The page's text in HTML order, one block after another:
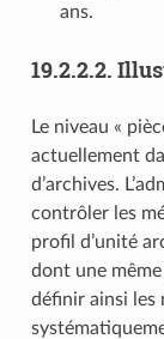
ans.
19.2.2.2.
Le niveau «
actuellement
d’archives.
contrôler les
profil d’unité
dont une
définir ainsi les